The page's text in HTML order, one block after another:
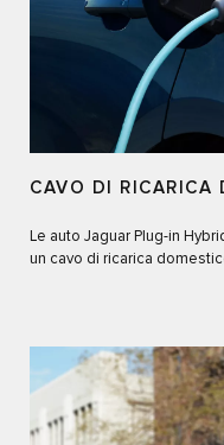
CAVO DI RICARICA
Le auto Jaguar Plug-in
un cavo di ricarica